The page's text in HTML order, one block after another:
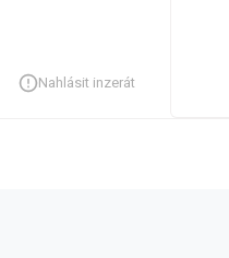
Nahlásit inzerát